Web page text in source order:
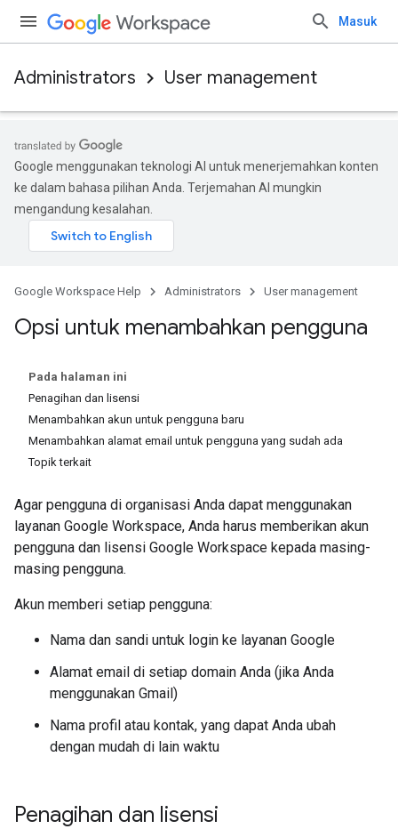
Masuk
Administrators User management
Google menggunakan teknologi AI untuk menerjemahkan konten
ke dalam bahasa pilihan Anda. Terjemahan AI mungkin
mengandung kesalahan.
Google Workspace Help Administrators User management
Opsi untuk menambahkan pengguna
Pada halaman ini
Penagihan dan lisensi
Menambahkan akun untuk pengguna baru
Menambahkan alamat email untuk pengguna yang sudah ada
Topik terkait
Agar pengguna di organisasi Anda dapat menggunakan
layanan Google Workspace, Anda harus memberikan akun
pengguna dan lisensi Google Workspace kepada masing-
masing pengguna.
Akun memberi setiap pengguna:
Nama dan sandi untuk login ke layanan Google
Alamat email di setiap domain Anda (jika Anda
menggunakan Gmail)
Nama profil atau kontak, yang dapat Anda ubah
dengan mudah di lain waktu
Penagihan dan lisensi